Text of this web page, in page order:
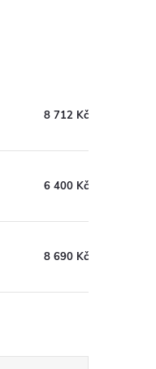
8 712 Kč
6 400 Kč
8 690 Kč